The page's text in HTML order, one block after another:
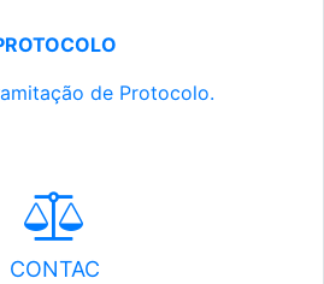
de Protocolo.
CONTAC